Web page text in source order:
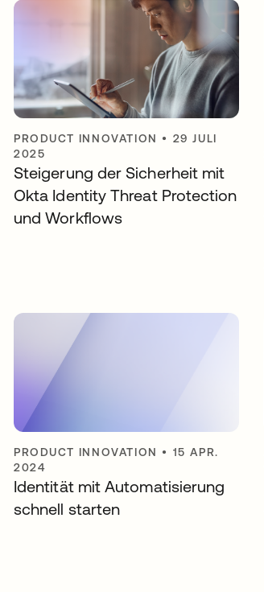
PRODUCT INNOVATION • 29 JULI
2025
Steigerung der Sicherheit mit
Okta Identity Threat Protection
und Workflows
PRODUCT INNOVATION • 15 APR.
2024
Identität mit Automatisierung
schnell starten